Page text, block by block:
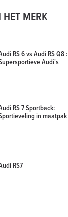
HET MERK
RS 6 vs Audi RS Q8 :
Audi's
RS 7 Sportback:
in maatpak
RS7